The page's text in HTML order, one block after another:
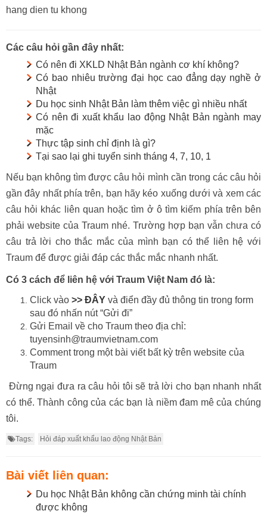
hang dien tu khong
Các câu hỏi gần đây nhất:
Có nên đi XKLD Nhật Bản ngành cơ khí không?
Có bao nhiêu trường đại học cao đẳng dạy nghề ở
Nhật
Du học sinh Nhật Bản làm thêm việc gì nhiều nhất
Có nên đi xuất khẩu lao động Nhật Bản ngành may
mặc
Thực tập sinh chỉ định là gì?
Tại sao lại ghi tuyển sinh tháng 4, 7, 10, 1
Nếu bạn không tìm được câu hỏi mình cần trong các câu hỏi
gần đây nhất phía trên, bạn hãy kéo xuống dưới và xem các
câu hỏi khác liên quan hoặc tìm ở ô tìm kiếm phía trên bên
phải website của Traum nhé. Trường hợp bạn vẫn chưa có
câu trả lời cho thắc mắc của mình bạn có thể liên hệ với
Traum để được giải đáp các thắc mắc nhanh nhất.
Có 3 cách để liên hệ với Traum Việt Nam đó là:
Click vào >> ĐÂY và điển đầy đủ thông tin trong form
sau đó nhấn nút “Gửi đi”
Gửi Email về cho Traum theo địa chỉ:
tuyensinh@traumvietnam.com
Comment trong một bài viết bất kỳ trên website của
Traum
Đừng ngại đưa ra câu hỏi tôi sẽ trả lời cho bạn nhanh nhất
có thể. Thành công của các bạn là niềm đam mê của chúng
tôi.
Tags: Hỏi đáp xuất khẩu lao động Nhật Bản
Bài viết liên quan:
Du học Nhật Bản không cần chứng minh tài chính
được không